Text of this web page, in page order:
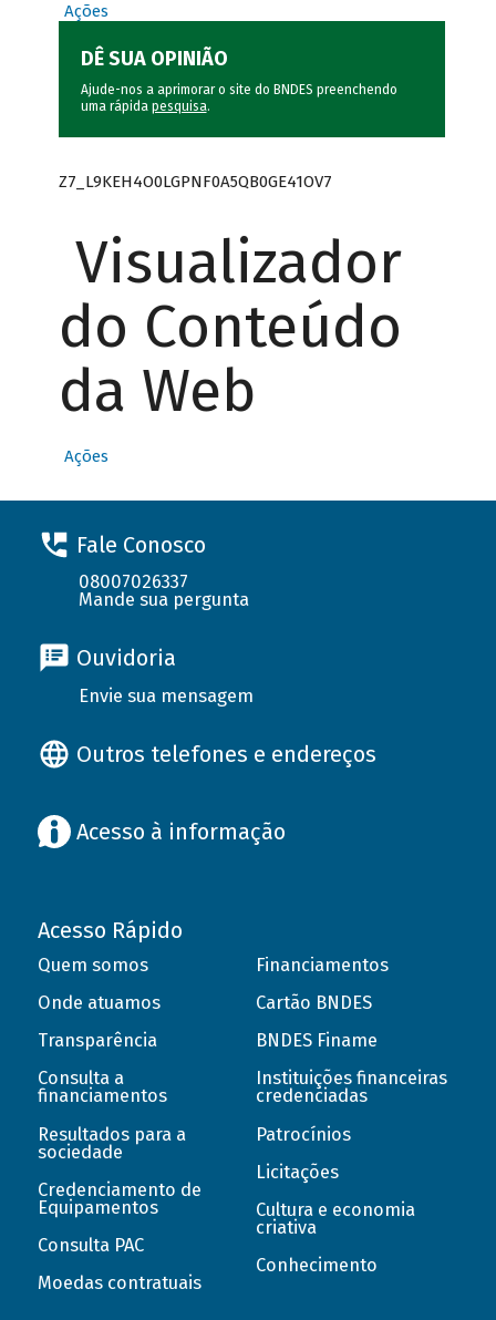
Ações
DÊ SUA OPINIÃO
Ajude-nos a aprimorar o site do BNDES preenchendo
uma rápida pesquisa.
Z7_L9KEH4O0LGPNF0A5QB0GE41OV7
Visualizador
do Conteúdo
da Web
Ações
Fale Conosco
08007026337
Mande sua pergunta
Ouvidoria
Envie sua mensagem
Outros telefones e endereços
Acesso à informação
Acesso Rápido
Quem somos
Onde atuamos
Transparência
Consulta a
financiamentos
Resultados para a
sociedade
Credenciamento de
Equipamentos
Consulta PAC
Moedas contratuais
Financiamentos
Cartão BNDES
BNDES Finame
Instituições financeiras
credenciadas
Patrocínios
Licitações
Cultura e economia
criativa
Conhecimento